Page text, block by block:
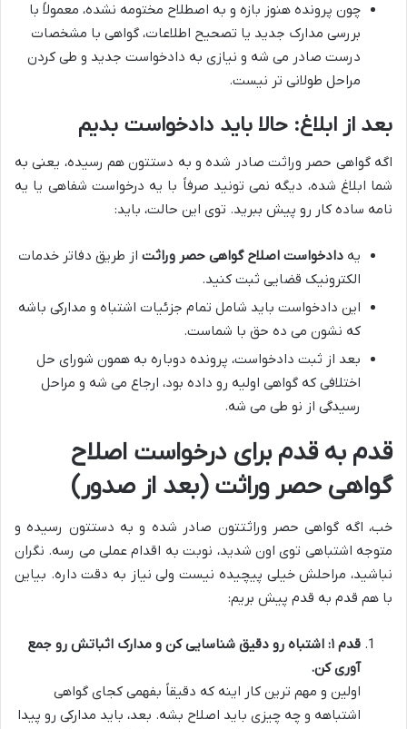
چون پرونده هنوز بازه و به اصطلاح مختومه نشده، معمولاً با
بررسی مدارک جدید یا تصحیح اطلاعات، گواهی با مشخصات
درست صادر می شه و نیازی به دادخواست جدید و طی کردن
مراحل طولانی تر نیست.
بعد از ابلاغ: حالا باید دادخواست بدیم
اگه گواهی حصر وراثت صادر شده و به دستتون هم رسیده، یعنی به
شما ابلاغ شده، دیگه نمی تونید صرفاً با یه درخواست شفاهی یا یه
نامه ساده کار رو پیش ببرید. توی این حالت، باید:
یه دادخواست اصلاح گواهی حصر وراثت از طریق دفاتر خدمات
الکترونیک قضایی ثبت کنید.
این دادخواست باید شامل تمام جزئیات اشتباه و مدارکی باشه
که نشون می ده حق با شماست.
بعد از ثبت دادخواست، پرونده دوباره به همون شورای حل
اختلافی که گواهی اولیه رو داده بود، ارجاع می شه و مراحل
رسیدگی از نو طی می شه.
قدم به قدم برای درخواست اصلاح
گواهی حصر وراثت (بعد از صدور)
خب، اگه گواهی حصر وراثتتون صادر شده و به دستتون رسیده و
متوجه اشتباهی توی اون شدید، نوبت به اقدام عملی می رسه. نگران
نباشید، مراحلش خیلی پیچیده نیست ولی نیاز به دقت داره. بیاین
با هم قدم به قدم پیش بریم:
قدم ۱: اشتباه رو دقیق شناسایی کن و مدارک اثباتش رو جمع
آوری کن.
اولین و مهم ترین کار اینه که دقیقاً بفهمی کجای گواهی
اشتباهه و چه چیزی باید اصلاح بشه. بعد، باید مدارکی رو پیدا